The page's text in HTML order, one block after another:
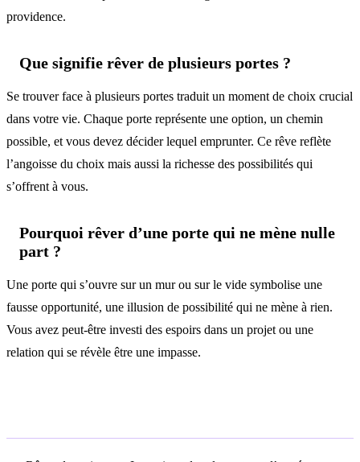
providence.
Que signifie rêver de plusieurs portes ?
Se trouver face à plusieurs portes traduit un moment de choix crucial
dans votre vie. Chaque porte représente une option, un chemin
possible, et vous devez décider lequel emprunter. Ce rêve reflète
l’angoisse du choix mais aussi la richesse des possibilités qui
s’offrent à vous.
Pourquoi rêver d’une porte qui ne mène nulle
part ?
Une porte qui s’ouvre sur un mur ou sur le vide symbolise une
fausse opportunité, une illusion de possibilité qui ne mène à rien.
Vous avez peut-être investi des espoirs dans un projet ou une
relation qui se révèle être une impasse.